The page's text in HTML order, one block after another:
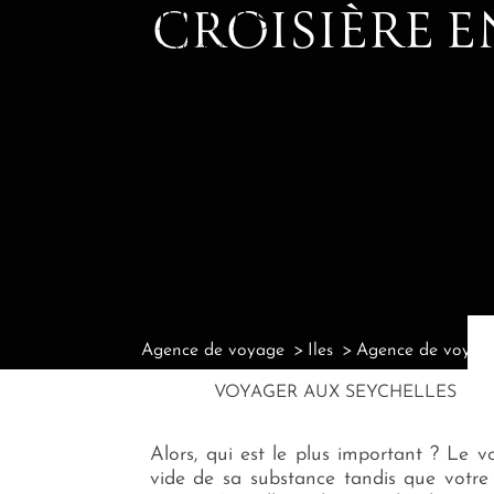
CROISIÈRE
Agence de voyage Iles Agence de
VOYAGER AUX SEYCHELLES
Alors, qui est le plus important ? Le
vide de sa substance tandis que